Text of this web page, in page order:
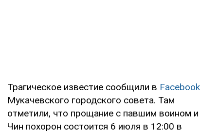
Трагическое известие сообщили в Facebook
Мукачевского городского совета. Там
отметили, что прощание с павшим воином и
Чин похорон состоится 6 июля в 12:00 в